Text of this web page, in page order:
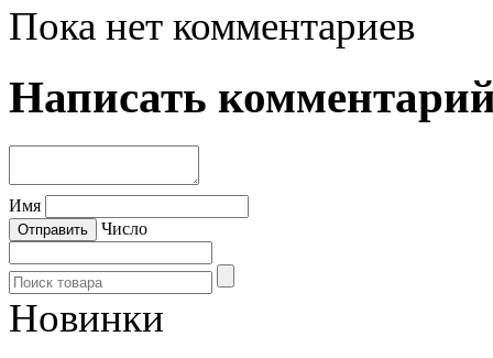
Пока нет комментариев
Написать
Имя
Число
Новинки